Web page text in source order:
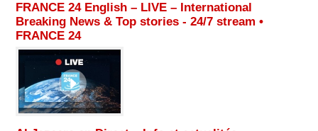
FRANCE 24 English – LIVE – International
Breaking News & Top stories - 24/7 stream •
FRANCE 24